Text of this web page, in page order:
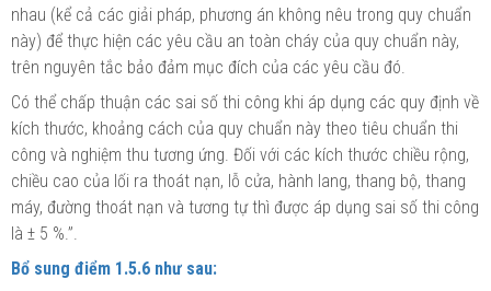
nhau (kể cả các giải pháp, phương án không nêu trong quy chuẩn
này) để thực hiện các yêu cầu an toàn cháy của quy chuẩn này,
trên nguyên tắc bảo đảm mục đích của các yêu cầu đó.
Có thể chấp thuận các sai số thi công khi áp dụng các quy định về
kích thước, khoảng cách của quy chuẩn này theo tiêu chuẩn thi
công và nghiệm thu tương ứng. Đối với các kích thước chiều rộng,
chiều cao của lối ra thoát nạn, lỗ cửa, hành lang, thang bộ, thang
máy, đường thoát nạn và tương tự thì được áp dụng sai số thi công
là ± 5 %.”.
Bổ sung điểm 1.5.6 như sau: